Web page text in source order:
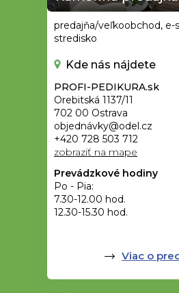
predajňa/veľkoobchod, e-
stredisko
Kde nás nájdete
PROFI-PEDIKURA.sk
Orebitská 1137/11
702 00 Ostrava
objednávky@odel.cz
+420 728 503 712
zobraziť na mape
Prevádzkové hodiny
Po - Pia:
7.30-12.00 hod.
12.30-15.30 hod.
Viac o